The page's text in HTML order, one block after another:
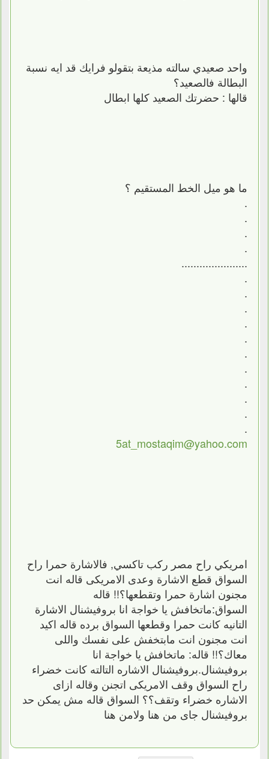
واحد صعيدي سالته مذيعة بتقولو فرايك قد ايه نسبة
البطالة فالصعيد؟
قالها : حضرتك الصعيد كلها ابطال
ما هو ميل الخط المستقيم ؟
.
.
.
.
......................
.
.
.
.
.
.
.
.
.
.
.
5at_mostaqim@yahoo.com
امريكي راح مصر ركب تاكسي, فالاشارة حمرا راح
السواق قطع الاشارة وعدى الامريكى قاله انت
مجنون اشارة حمرا وتقطعها؟!! قاله
السواق:ماتخافش يا خواجة انا بروفيشنال الاشارة
التانيه كانت حمرا وقطعها السواق برده قاله اكيد
انت مجنون انت مابتخفش على نفسك واللى
معاك؟!! قاله: ماتخافش يا خواجة انا
بروفيشنال.بروفيشنال الاشاره التالته كانت خضراء
راح السواق وقف الامريكى اتجنن وقاله ازاى
الاشاره خضراء وتقف؟؟ السواق قاله مش يمكن حد
بروفيشنال جاى من هنا ولامن هنا